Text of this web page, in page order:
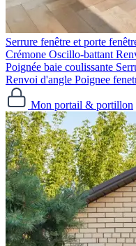
Serrure fenêtre et porte
Crémone Oscillo-battant
Poignée baie coulissante
Renvoi d'angle Poignee
Mon portail & portillon